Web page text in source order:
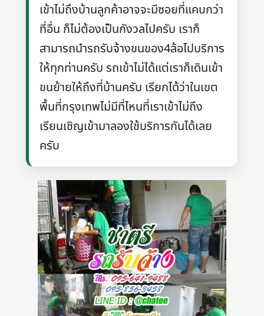
เข้าไม่ถึงบ้านลูกค้าอาจจะมีซอยที่แคบกว่า
ที่อื่น ก็ไม่ต้องเป็นกังวลไปครับ เราก็
สามารถนำรถรับจ้างขนของ4ล้อไปบริการ
ให้ทุกท่านครับ รถเข้าไม่ได้แต่เราก็เดินเข้า
ขนย้ายให้ถึงที่บ้านครับ เรียกได้ว่าในเขต
พื้นที่กรุงเทพไม่มีที่ไหนที่เราเข้าไม่ถึง
เรียนเชิญเข้ามาลองใช้บริการกันได้เลย
ครับ